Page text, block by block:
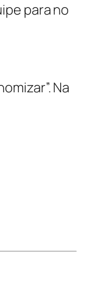
para no
Na